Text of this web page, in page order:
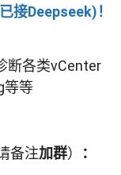
接Deepseek)！
断各类vCenter
等等
备注加群） ：